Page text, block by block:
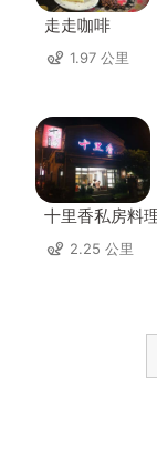
走走咖啡
1.97 公里
十里香私房料
2.25 公里